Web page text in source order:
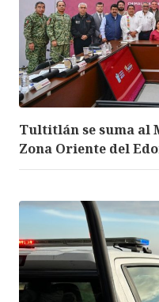
Tultitlán se suma al
Zona Oriente del